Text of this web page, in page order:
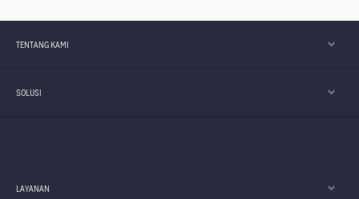
TENTANG KAMI
SOLUSI
LAYANAN